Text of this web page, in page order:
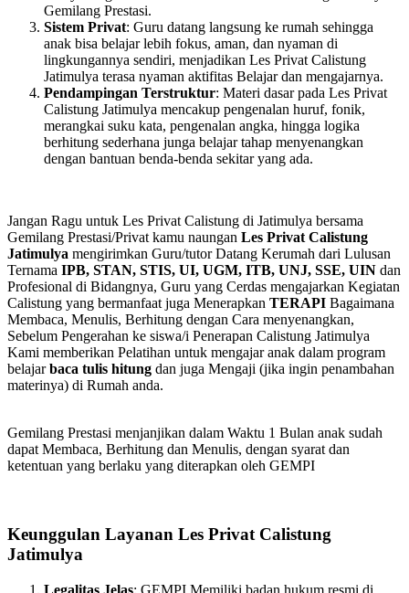
Gemilang Prestasi.
Sistem Privat: Guru datang langsung ke rumah sehingga
anak bisa belajar lebih fokus, aman, dan nyaman di
lingkungannya sendiri, menjadikan Les Privat Calistung
Jatimulya terasa nyaman aktifitas Belajar dan mengajarnya.
Pendampingan Terstruktur: Materi dasar pada Les Privat
Calistung Jatimulya mencakup pengenalan huruf, fonik,
merangkai suku kata, pengenalan angka, hingga logika
berhitung sederhana junga belajar tahap menyenangkan
dengan bantuan benda-benda sekitar yang ada.
Jangan Ragu untuk Les Privat Calistung di Jatimulya bersama
Gemilang Prestasi/Privat kamu naungan Les Privat Calistung
Jatimulya mengirimkan Guru/tutor Datang Kerumah dari Lulusan
Ternama IPB, STAN, STIS, UI, UGM, ITB, UNJ, SSE, UIN dan
Profesional di Bidangnya, Guru yang Cerdas mengajarkan Kegiatan
Calistung yang bermanfaat juga Menerapkan TERAPI Bagaimana
Membaca, Menulis, Berhitung dengan Cara menyenangkan,
Sebelum Pengerahan ke siswa/i Penerapan Calistung Jatimulya
Kami memberikan Pelatihan untuk mengajar anak dalam program
belajarbaca tulis hitung dan juga Mengaji (jika ingin penambahan
materinya) di Rumah anda.
Gemilang Prestasi menjanjikan dalam Waktu 1 Bulan anak sudah
dapat Membaca, Berhitung dan Menulis, dengan syarat dan
ketentuan yang berlaku yang diterapkan oleh GEMPI
Keunggulan Layanan Les Privat Calistung
Jatimulya
Legalitas Jelas: GEMPI Memiliki badan hukum resmi di